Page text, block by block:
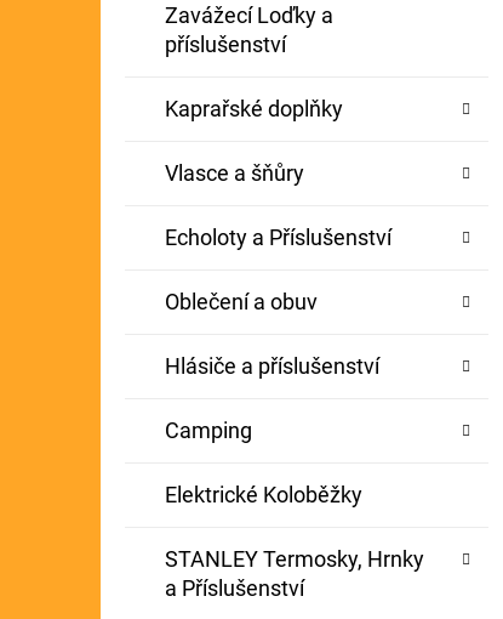
Zavážecí Loďky a
příslušenství
Kaprařské doplňky
Vlasce a šňůry
Echoloty a Příslušenství
Oblečení a obuv
Hlásiče a příslušenství
Camping
Elektrické Koloběžky
STANLEY Termosky, Hrnky
a Příslušenství